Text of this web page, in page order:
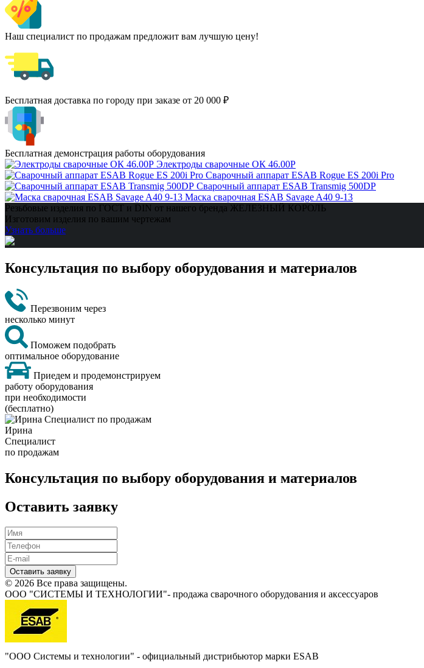
Наш специалист по продажам предложит вам лучшую цену!
Бесплатная доставка по городу при заказе от 20 000 ₽
Бесплатная демонстрация работы оборудования
Электроды сварочные ОК 46.00Р
Сварочный аппарат ESAB Rogue ES 200i Pro
Сварочный аппарат ESAB Transmig 500DP
Маска сварочная ESAB Savage A40 9-13
Резьбовые изделия по ГОСТ и DIN от нашего бренда ЖЕЛЕЗНЫЙ КОРОЛЬ
Изготовим изделия по вашим чертежам
Узнать больше
Консультация по выбору оборудования и материалов
Перезвоним через
несколько минут
Поможем подобрать
оптимальное оборудование
Приедем и продемонстрируем
работу оборудования
при необходимости
(бесплатно)
Ирина
Специалист
по продажам
Консультация по выбору оборудования и материалов
Оставить заявку
Оставить заявку
© 2026 Все права защищены.
ООО "СИСТЕМЫ И ТЕХНОЛОГИИ"- продажа сварочного оборудования и аксессуаров
"ООО Системы и технологии" - официальный дистрибьютор марки ESAB